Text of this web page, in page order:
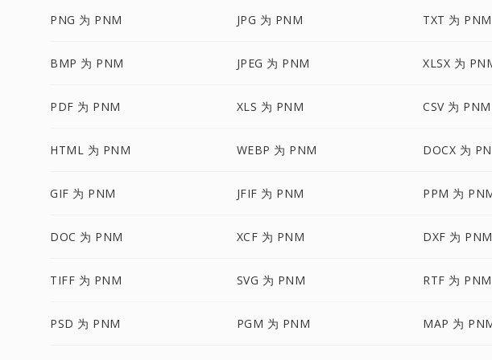
PNG 为 PNM JPG 为 PNM TXT 为 PNM
BMP 为 PNM JPEG 为 PNM XLSX 为
PDF 为 PNM XLS 为 PNM CSV 为 PNM
HTML 为 PNM WEBP 为 PNM DOCX 为
GIF 为 PNM JFIF 为 PNM PPM 为
DOC 为 PNM XCF 为 PNM DXF 为 PNM
TIFF 为 PNM SVG 为 PNM RTF 为 PNM
PSD 为 PNM PGM 为 PNM MAP 为